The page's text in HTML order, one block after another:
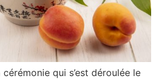
qui s’est déroulée le